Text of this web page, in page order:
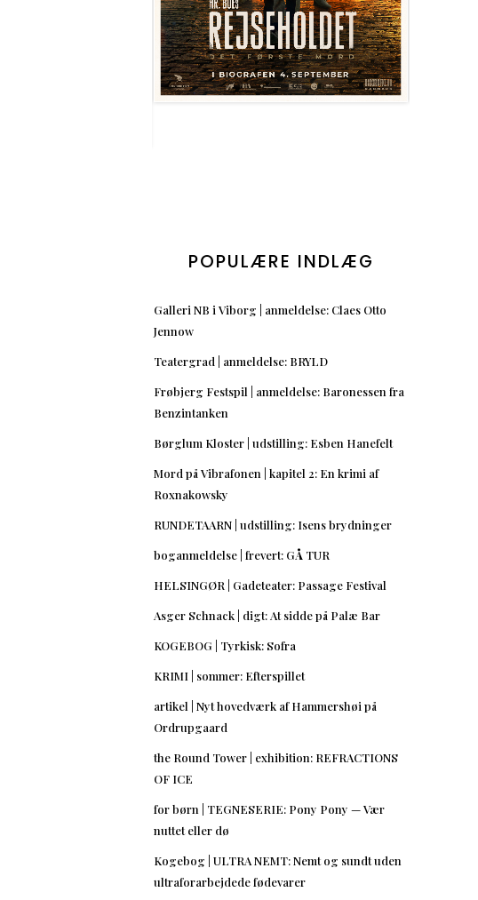
POPULÆRE INDLÆG
Galleri NB i Viborg | anmeldelse: Claes Otto
Jennow
Teatergrad | anmeldelse: BRYLD
Frøbjerg Festspil | anmeldelse: Baronessen fra
Benzintanken
Børglum Kloster | udstilling: Esben Hanefelt
Mord på Vibrafonen | kapitel 2: En krimi af
Roxnakowsky
RUNDETAARN | udstilling: Isens brydninger
boganmeldelse | frevert: GÅ TUR
HELSINGØR | Gadeteater: Passage Festival
Asger Schnack | digt: At sidde på Palæ Bar
KOGEBOG | Tyrkisk: Sofra
KRIMI | sommer: Efterspillet
artikel | Nyt hovedværk af Hammershøi på
Ordrupgaard
the Round Tower | exhibition: REFRACTIONS
OF ICE
for børn | TEGNESERIE: Pony Pony — Vær
nuttet eller dø
Kogebog | ULTRA NEMT: Nemt og sundt uden
ultraforarbejdede fødevarer